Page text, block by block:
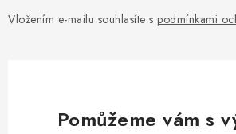
Vložením e-mailu souhlasíte s podmínkami
Pomůžeme vám s